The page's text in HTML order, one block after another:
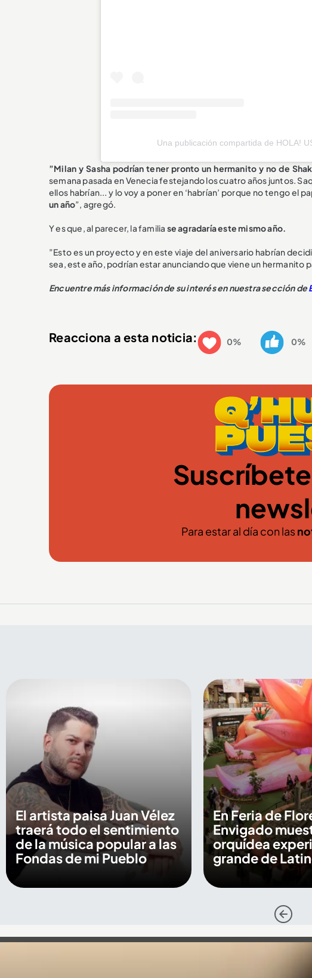
Una publicación compartida de HOLA!
”Milan y Sasha podrían tener pronto un hermanito y no de
semana pasada en Venecia festejando los cuatro años juntos.
ellos habrían... y lo voy a poner en ‘habrían’ porque no tengo el
un año”, agregó.
Y es que, al parecer, la familia se agradaría este mismo año.
”Esto es un proyecto y en este viaje del aniversario habrían
sea, este año, podrían estar anunciando que viene un hermanito
Encuentre más información de su interés en nuestra sección de
Reacciona a esta noticia: 0% 0%
Para estar al día con las
El artista paisa Juan Vélez
traerá todo el sentimiento
de la música popular a las
Fondas de mi Pueblo
En Feria de
Envigado
orquídea
grande de